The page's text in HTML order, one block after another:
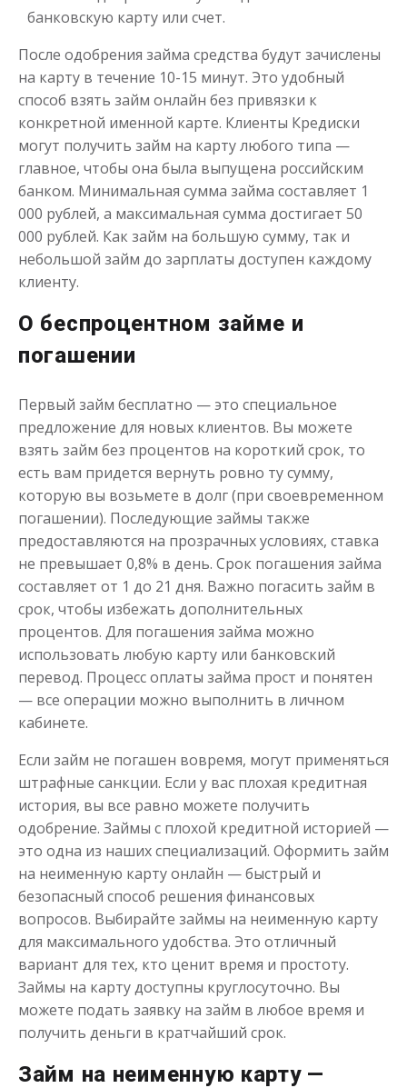
Моментальный займ
Сумма до 50 000₽
Срок от 1до 21 дня
Получить
Сумма
Получить
Переведём в долг
Сумма до50 000₽
Срок от 1до 21 дня
Получить
Деньги до зарплаты
Сумма до50 000₽
Получить
банковскую карту или счет.
После одобрения займа средства будут зачислены
на карту в течение 10-15 минут. Это удобный
способ взять займ онлайн без привязки к
конкретной именной карте. Клиенты Кредиски
могут получить займ на карту любого типа —
главное, чтобы она была выпущена российским
банком. Минимальная сумма займа составляет 1
000 рублей, а максимальная сумма достигает 50
000 рублей. Как займ на большую сумму, так и
небольшой займ до зарплаты доступен каждому
клиенту.
О беспроцентном займе и
погашении
Первый займ бесплатно — это специальное
предложение для новых клиентов. Вы можете
взять займ без процентов на короткий срок, то
есть вам придется вернуть ровно ту сумму,
которую вы возьмете в долг (при своевременном
погашении). Последующие займы также
предоставляются на прозрачных условиях, ставка
не превышает 0,8% в день. Срок погашения займа
составляет от 1 до 21 дня. Важно погасить займ в
срок, чтобы избежать дополнительных
процентов. Для погашения займа можно
использовать любую карту или банковский
перевод. Процесс оплаты займа прост и понятен
— все операции можно выполнить в личном
кабинете.
Если займ не погашен вовремя, могут применяться
штрафные санкции. Если у вас плохая кредитная
история, вы все равно можете получить
одобрение. Займы с плохой кредитной историей —
это одна из наших специализаций. Оформить займ
на неименную карту онлайн — быстрый и
безопасный способ решения финансовых
вопросов. Выбирайте займы на неименную карту
для максимального удобства. Это отличный
вариант для тех, кто ценит время и простоту.
Займы на карту доступны круглосуточно. Вы
можете подать заявку на займ в любое время и
получить деньги в кратчайший срок.
Займ на неименную карту —